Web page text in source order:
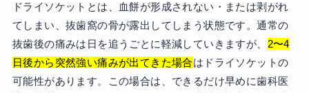
ドライソケットとは、血餅が形成されない・または剥がれ
てしまい、抜歯窩の骨が露出してしまう状態です。通常の
抜歯後の痛みは日を追うごとに軽減していきますが、 2〜4
日後から突然強い痛みが出てきた場合はドライソケットの
可能性があります。この場合は、できるだけ早めに歯科医